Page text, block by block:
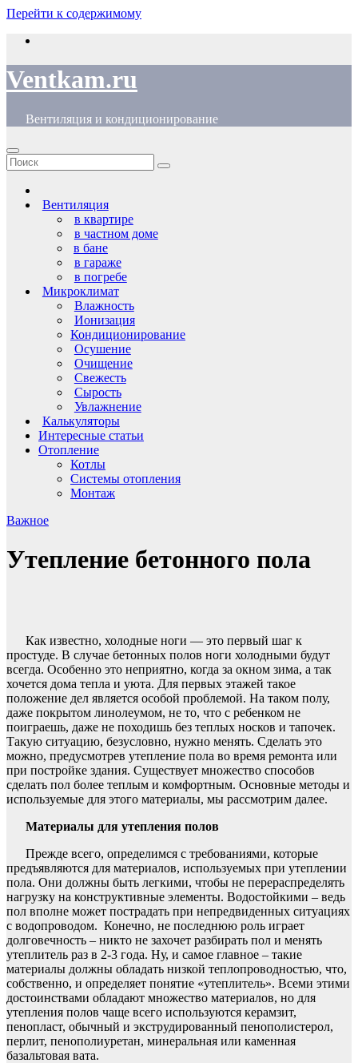
Перейти к содержимому
Ventkam.ru
Вентиляция и кондиционирование
Вентиляция
в квартире
в частном доме
в бане
в гараже
в погребе
Микроклимат
Влажность
Ионизация
Кондиционирование
Осушение
Очищение
Свежесть
Сырость
Увлажнение
Калькуляторы
Интересные статьи
Отопление
Котлы
Системы отопления
Монтаж
Важное
Утепление бетонного пола
Как известно, холодные ноги — это первый шаг к
простуде. В случае бетонных полов ноги холодными будут
всегда. Особенно это неприятно, когда за окном зима, а так
хочется дома тепла и уюта. Для первых этажей такое
положение дел является особой проблемой. На таком полу,
даже покрытом линолеумом, не то, что с ребенком не
поиграешь, даже не походишь без теплых носков и тапочек.
Такую ситуацию, безусловно, нужно менять. Сделать это
можно, предусмотрев утепление пола во время ремонта или
при постройке здания. Существует множество способов
сделать пол более теплым и комфортным. Основные методы и
используемые для этого материалы, мы рассмотрим далее.
Материалы для утепления полов
Прежде всего, определимся с требованиями, которые
предъявляются для материалов, используемых при утеплении
пола. Они должны быть легкими, чтобы не перераспределять
нагрузку на конструктивные элементы. Водостойкими – ведь
пол вполне может пострадать при непредвиденных ситуациях
с водопроводом. Конечно, не последнюю роль играет
долговечность – никто не захочет разбирать пол и менять
утеплитель раз в 2-3 года. Ну, и самое главное – такие
материалы должны обладать низкой теплопроводностью, что,
собственно, и определяет понятие «утеплитель». Всеми этими
достоинствами обладают множество материалов, но для
утепления полов чаще всего используются керамзит,
пенопласт, обычный и экструдированный пенополистерол,
перлит, пенополиуретан, минеральная или каменная
базальтовая вата.